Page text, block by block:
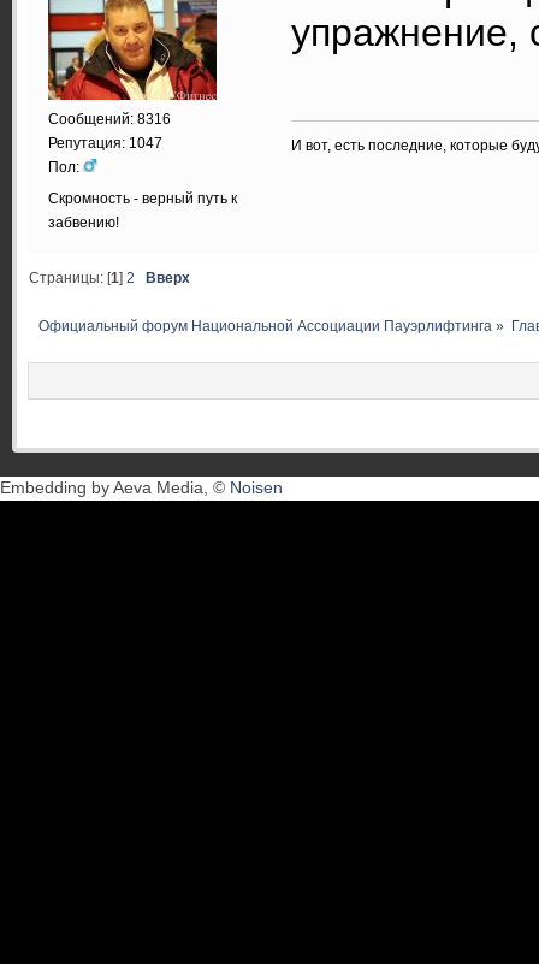
Сообщений: 8316
Репутация: 1047
Пол:
Скромность - верный путь к
забвению!
упражнение,
И вот, есть последние, которые
Страницы: [1]2 Вверх
Официальный форум Национальной Ассоциации Пауэрлифтинга »
Embedding by Aeva Media, © Noisen